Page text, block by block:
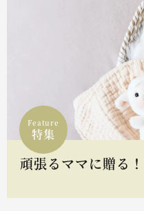
Feature
特集
頑張るママに贈る